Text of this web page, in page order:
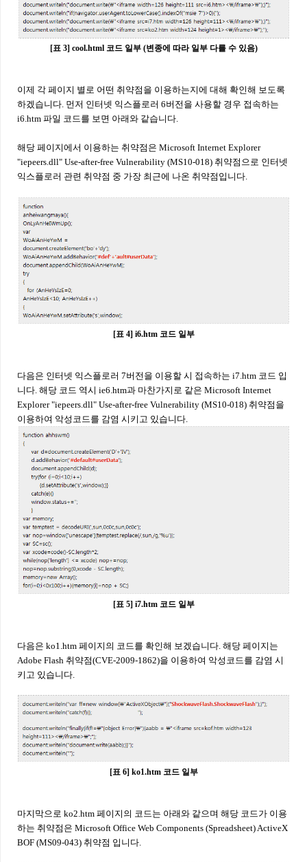
[표 3] cool.html 코드 일부 (변종에 따라 일부 다를 수 있음)
이제 각 페이지 별로 어떤 취약점을 이용하는지에 대해 확인해 보도록
하겠습니다. 먼저 인터넷 익스플로러 6버전을 사용할 경우 접속하는
i6.htm 파일 코드를 보면 아래와 같습니다.
해당 페이지에서 이용하는 취약점은 Microsoft Internet Explorer
"iepeers.dll" Use-after-free Vulnerability (MS10-018) 취약점으로 인터넷
익스플로러 관련 취약점 중 가장 최근에 나온 취약점입니다.
[표 4] i6.htm 코드 일부
다음은 인터넷 익스플로러 7버전을 이용할 시 접속하는 i7.htm 코드 입
니다. 해당 코드 역시 ie6.htm과 마찬가지로 같은 Microsoft Internet
Explorer "iepeers.dll" Use-after-free Vulnerability (MS10-018) 취약점을
이용하여 악성코드를 감염 시키고 있습니다.
[표 5] i7.htm 코드 일부
다음은 ko1.htm 페이지의 코드를 확인해 보겠습니다. 해당 페이지는
Adobe Flash 취약점(CVE-2009-1862)을 이용하여 악성코드를 감염 시
키고 있습니다.
[표 6] ko1.htm 코드 일부
마지막으로 ko2.htm 페이지의 코드는 아래와 같으며 해당 코드가 이용
하는 취약점은 Microsoft Office Web Components (Spreadsheet) ActiveX
BOF (MS09-043) 취약점 입니다.